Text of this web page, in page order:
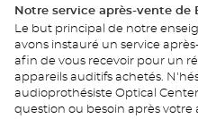
Notre service après-vente de
Le but principal de notre
avons instauré un service
afin de vous recevoir pour un
appareils auditifs achetés.
audioprothésiste Optical
question ou besoin après